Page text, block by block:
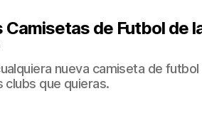
Camisetas de Futbol de
nueva camiseta de
clubs que quieras.